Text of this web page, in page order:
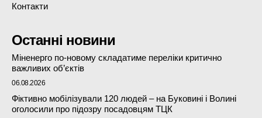
Контакти
Останні новини
Міненерго по-новому складатиме переліки критично
важливих об’єктів
06.08.2026
Фіктивно мобілізували 120 людей – на Буковині і Волині
оголосили про підозру посадовцям ТЦК